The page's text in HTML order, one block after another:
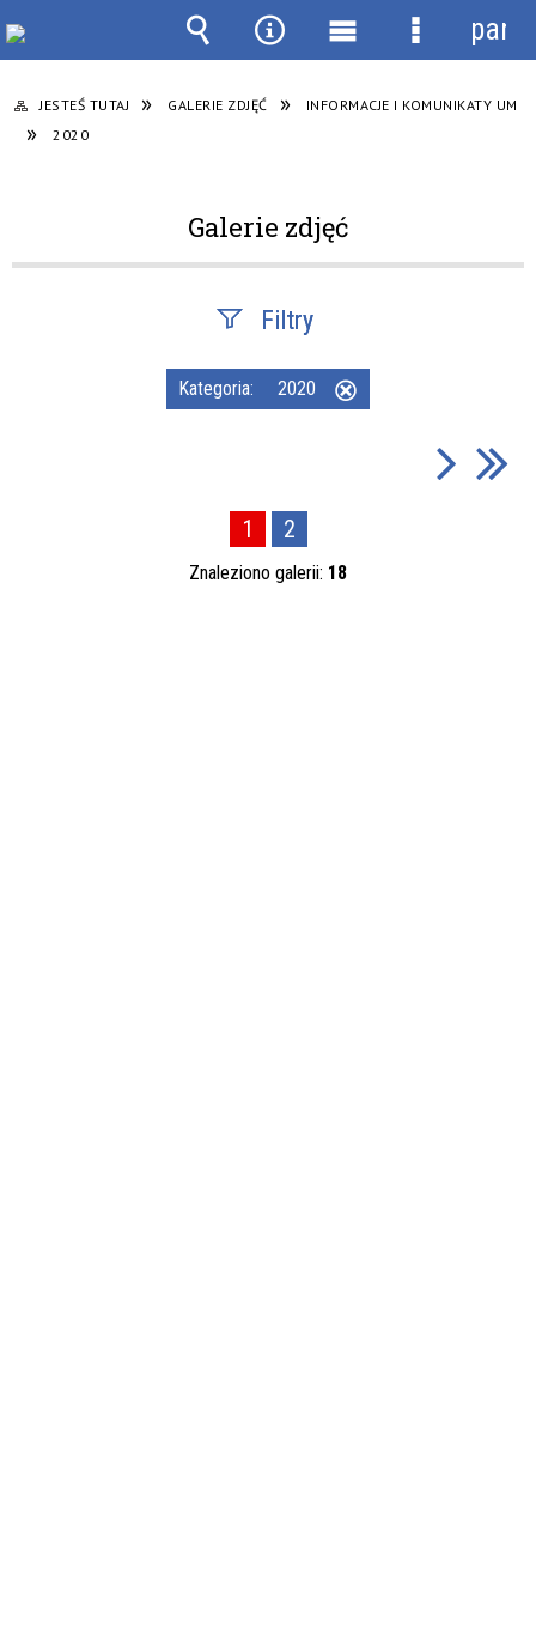
JESTEŚ TUTAJ GALERIE ZDJĘĆ
INFORMACJE I KOMUNIKATY UM
2020
Galerie zdjęć
Filtry
Fraza
Autor
Kategoria: 2020
1 2
Znaleziono galerii: 18
Wyszukiwarka
Narzędzia
Menu
główne
Menu
panel